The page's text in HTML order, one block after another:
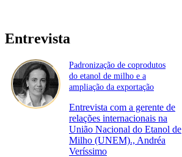
Entrevista
Padronização de coprodutos
do etanol de milho e a
ampliação da exportação
Entrevista com a gerente de
relações internacionais na
União Nacional do Etanol de
Milho (UNEM)., Andréa
Veríssimo